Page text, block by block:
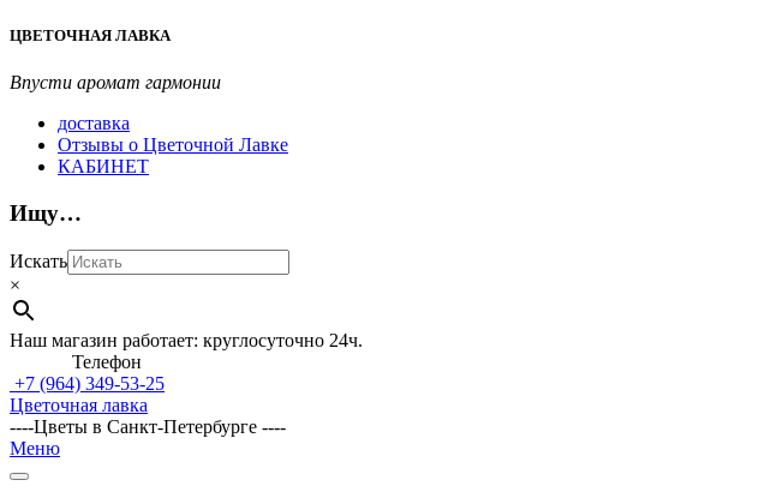
Перейти
содержимому
ЦВЕТОЧНАЯ ЛАВКА
Впусти аромат гармонии
доставка
Отзывы о Цветочной Лавке
КАБИНЕТ
Ищу…
Искать
×
Наш магазин работает: круглосуточно 24ч.
Телефон
+7 (964) 349-53-25
Цветочная лавка
----Цветы в Санкт-Петербурге ----
Главное
навигационное
Меню